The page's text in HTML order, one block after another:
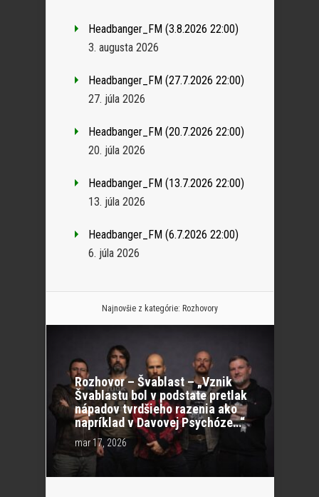
Headbanger_FM (3.8.2026 22:00)
3. augusta 2026
Headbanger_FM (27.7.2026 22:00)
27. júla 2026
Headbanger_FM (20.7.2026 22:00)
20. júla 2026
Headbanger_FM (13.7.2026 22:00)
13. júla 2026
Headbanger_FM (6.7.2026 22:00)
6. júla 2026
Najnovšie z kategórie: Rozhovory
Rozhovor – Švablast – „Vznik
Švablastu bol v podstate pretlak
nápadov tvrdšieho razenia ako
napríklad v Davovej Psychóze…“
mar 17, 2026